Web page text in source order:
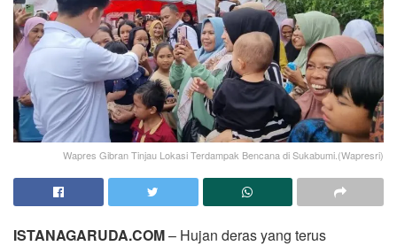
Wapres Gibran Tinjau Lokasi Terdampak Bencana di Sukabumi.(Wapresri)
ISTANAGARUDA.COM– Hujan deras yang terus